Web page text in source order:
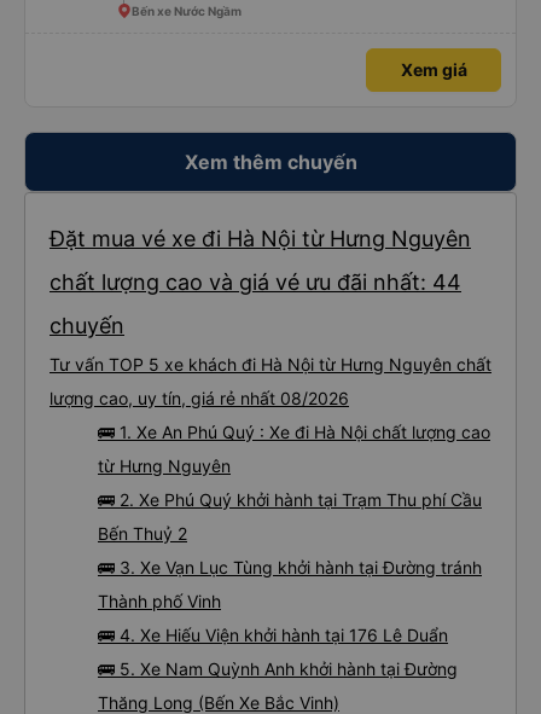
Bến xe Nước Ngầm
Xem giá
Xem thêm chuyến
Đặt mua vé xe đi Hà Nội từ Hưng Nguyên
chất lượng cao và giá vé ưu đãi nhất: 44
chuyến
Tư vấn TOP 5 xe khách đi Hà Nội từ Hưng Nguyên chất
lượng cao, uy tín, giá rẻ nhất 08/2026
🚌 1. Xe An Phú Quý : Xe đi Hà Nội chất lượng cao
từ Hưng Nguyên
🚌 2. Xe Phú Quý khởi hành tại Trạm Thu phí Cầu
Bến Thuỷ 2
🚌 3. Xe Vạn Lục Tùng khởi hành tại Đường tránh
Thành phố Vinh
🚌 4. Xe Hiếu Viện khởi hành tại 176 Lê Duẩn
🚌 5. Xe Nam Quỳnh Anh khởi hành tại Đường
Thăng Long (Bến Xe Bắc Vinh)